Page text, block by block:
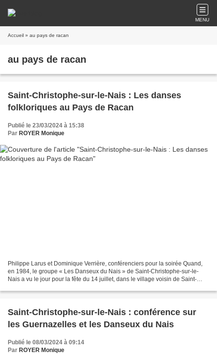
MENU
Accueil » au pays de racan
au pays de racan
Saint-Christophe-sur-le-Nais : Les danses
folkloriques au Pays de Racan
Publié le 23/03/2024 à 15:38
Par ROYER Monique
Philippe Larus et Dominique Verrière, conférenciers pour la soirée Quand,
en 1984, le groupe « Les Danseux du Nais » de Saint-Christophe-sur-le-
Nais a vu le jour pour la fête du 14 juillet, dans le village voisin de Saint-
Saint-Christophe-sur-le-Nais : conférence sur
les Guernazelles et les Danseux du Nais
Publié le 08/03/2024 à 09:14
Par ROYER Monique